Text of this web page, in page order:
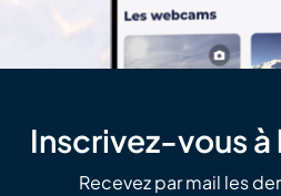
Inscrivez-vous
Recevez par mail les